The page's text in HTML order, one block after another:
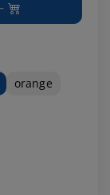
orange